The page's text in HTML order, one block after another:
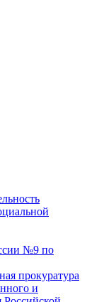
№9 по
прокуратура
и